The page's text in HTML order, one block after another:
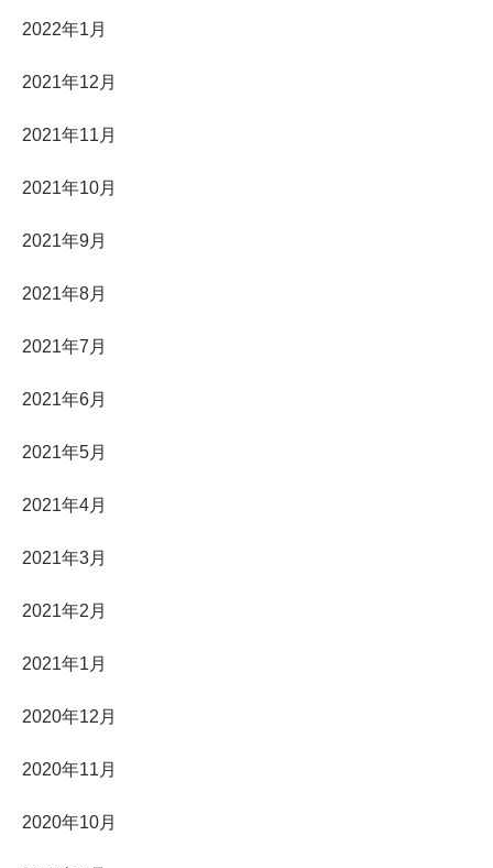
2022年1月
2021年12月
2021年11月
2021年10月
2021年9月
2021年8月
2021年7月
2021年6月
2021年5月
2021年4月
2021年3月
2021年2月
2021年1月
2020年12月
2020年11月
2020年10月